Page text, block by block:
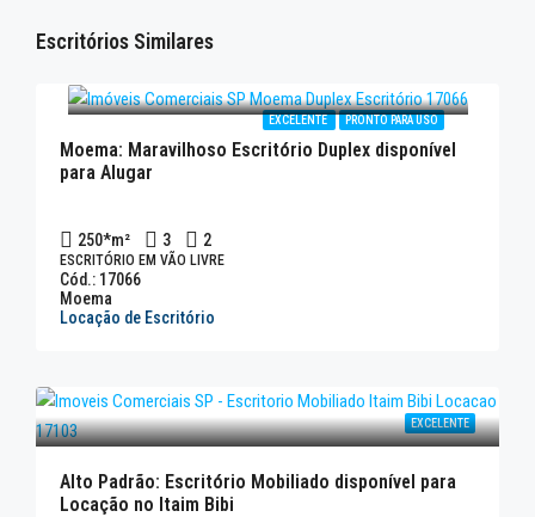
Escritórios Similares
EXCELENTE PRONTO PARA USO
Moema: Maravilhoso Escritório Duplex disponível
para Alugar
250*m² 3 2
ESCRITÓRIO EM VÃO LIVRE
Cód.: 17066
Moema
Locação de Escritório
EXCELENTE
Alto Padrão: Escritório Mobiliado disponível para
Locação no Itaim Bibi